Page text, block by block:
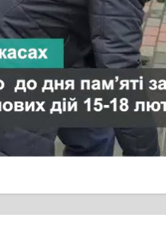
Поліцейські громад